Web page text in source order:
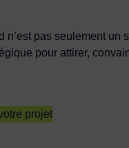
n’est pas seulement un
pour attirer,
projet